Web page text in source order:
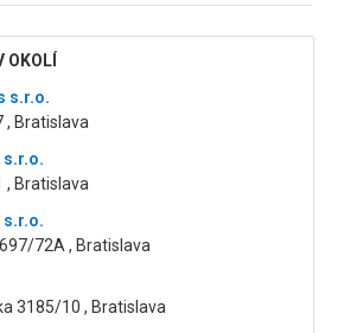
OKOLÍ
s.r.o.
, Bratislava
s.r.o.
, Bratislava
s.r.o.
72A , Bratislava
3185/10 , Bratislava